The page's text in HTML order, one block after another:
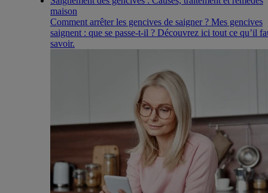
maison
Comment arrêter les gencives de saigner ? Mes gencives
saignent : que se passe-t-il ? Découvrez ici tout ce qu’il
savoir.